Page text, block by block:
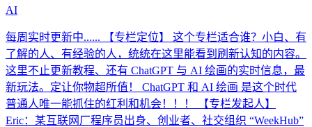
AI
每周实时更新中...... 【专栏定位】 这个专栏适合谁？小白、有
了解的人、有经验的人，统统在这里能看到刷新认知的内容。
这里不止更新教程、还有 ChatGPT 与 AI 绘画的实时信息，最
新玩法。定让你物超所值！ ChatGPT 和 AI 绘画 是这个时代
普通人唯一能抓住的红利和机会！！！ 【专栏发起人】
Eric：某互联网厂程序员出身、创业者、社交组织 “WeekHub”